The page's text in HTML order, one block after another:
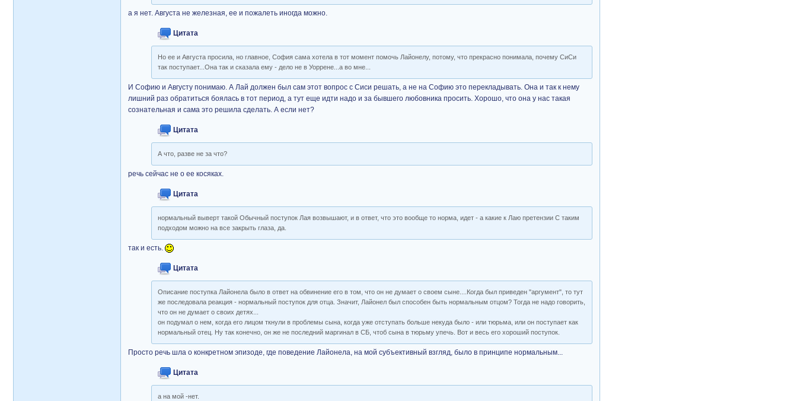
а я нет. Августа не железная, ее и пожалеть иногда можно.
Цитата
Но ее и Августа просила, но главное, София сама хотела в тот момент помочь Лайонелу, потому, что прекрасно понимала, почему СиСи
так поступает...Она так и сказала ему - дело не в Уоррене...а во мне...
И Софию и Августу понимаю. А Лай должен был сам этот вопрос с Сиси решать, а не на Софию это перекладывать. Она и так к нему
лишний раз обратиться боялась в тот период, а тут еще идти надо и за бывшего любовника просить. Хорошо, что она у нас такая
сознательная и сама это решила сделать. А если нет?
Цитата
А что, разве не за что?
речь сейчас не о ее косяках.
Цитата
нормальный выверт такой Обычный поступок Лая возвышают, и в ответ, что это вообще то норма, идет - а какие к Лаю претензии С таким
подходом можно на все закрыть глаза, да.
так и есть.
Цитата
Описание поступка Лайонела было в ответ на обвинение его в том, что он не думает о своем сыне....Когда был приведен "аргумент", то тут
же последовала реакция - нормальный поступок для отца. Значит, Лайонел был способен быть нормальным отцом? Тогда не надо говорить,
что он не думает о своих детях...
он подумал о нем, когда его лицом ткнули в проблемы сына, когда уже отступать больше некуда было - или тюрьма, или он поступает как
нормальный отец. Ну так конечно, он же не последний маргинал в СБ, чтоб сына в тюрьму упечь. Вот и весь его хороший поступок.
Просто речь шла о конкретном эпизоде, где поведение Лайонела, на мой субъективный взгляд, было в принципе нормальным...
Цитата
а на мой -нет.